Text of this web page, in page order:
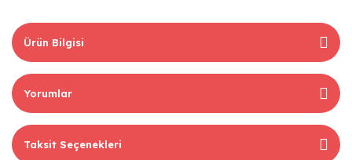
Ürün Bilgisi
Yorumlar
Taksit Seçenekleri